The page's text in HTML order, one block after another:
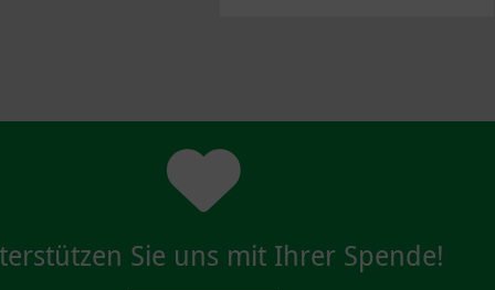
Sie uns mit Ihrer Spende!